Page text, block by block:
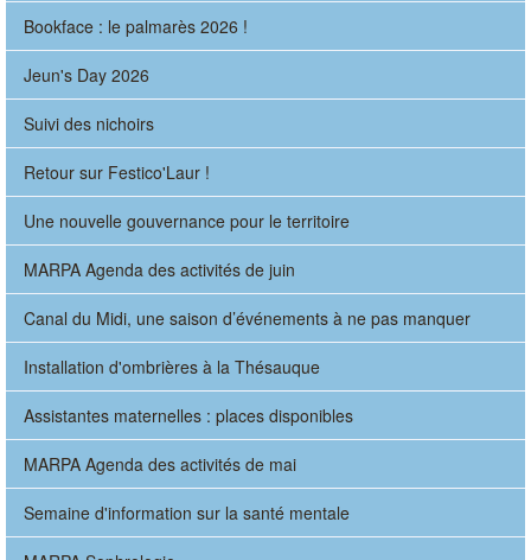
Bookface : le palmarès 2026 !
Jeun's Day 2026
Suivi des nichoirs
Retour sur Festico'Laur !
Une nouvelle gouvernance pour le territoire
MARPA Agenda des activités de juin
Canal du Midi, une saison d’événements à ne pas manquer
Installation d'ombrières à la Thésauque
Assistantes maternelles : places disponibles
MARPA Agenda des activités de mai
Semaine d'information sur la santé mentale